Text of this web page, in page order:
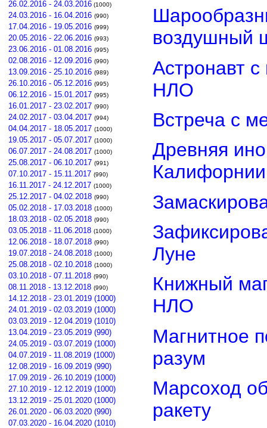
26.02.2016 - 24.03.2016 (1000)
24.03.2016 - 16.04.2016 (990)
17.04.2016 - 19.05.2016 (999)
20.05.2016 - 22.06.2016 (993)
23.06.2016 - 01.08.2016 (995)
02.08.2016 - 12.09.2016 (990)
13.09.2016 - 25.10.2016 (989)
26.10.2016 - 05.12.2016 (995)
06.12.2016 - 15.01.2017 (995)
16.01.2017 - 23.02.2017 (990)
24.02.2017 - 03.04.2017 (994)
04.04.2017 - 18.05.2017 (1000)
19.05.2017 - 05.07.2017 (1000)
06.07.2017 - 24.08.2017 (1000)
25.08.2017 - 06.10.2017 (991)
07.10.2017 - 15.11.2017 (990)
16.11.2017 - 24.12.2017 (1000)
25.12.2017 - 04.02.2018 (990)
05.02.2018 - 17.03.2018 (1000)
18.03.2018 - 02.05.2018 (990)
03.05.2018 - 11.06.2018 (1000)
12.06.2018 - 18.07.2018 (990)
19.07.2018 - 24.08.2018 (1000)
25.08.2018 - 02.10.2018 (1000)
03.10.2018 - 07.11.2018 (990)
08.11.2018 - 13.12.2018 (990)
14.12.2018 - 23.01.2019 (1000)
24.01.2019 - 02.03.2019 (1000)
03.03.2019 - 12.04.2019 (1010)
13.04.2019 - 23.05.2019 (990)
24.05.2019 - 03.07.2019 (1000)
04.07.2019 - 11.08.2019 (1000)
12.08.2019 - 16.09.2019 (990)
17.09.2019 - 26.10.2019 (1000)
27.10.2019 - 12.12.2019 (1000)
13.12.2019 - 25.01.2020 (1000)
26.01.2020 - 06.03.2020 (990)
07.03.2020 - 16.04.2020 (1010)
воздушный
Астронавт
НЛО
Встреча с
Древняя
Калифорнии
Луне
Книжный
НЛО
Магнитное
разум
Марсоход
ракету